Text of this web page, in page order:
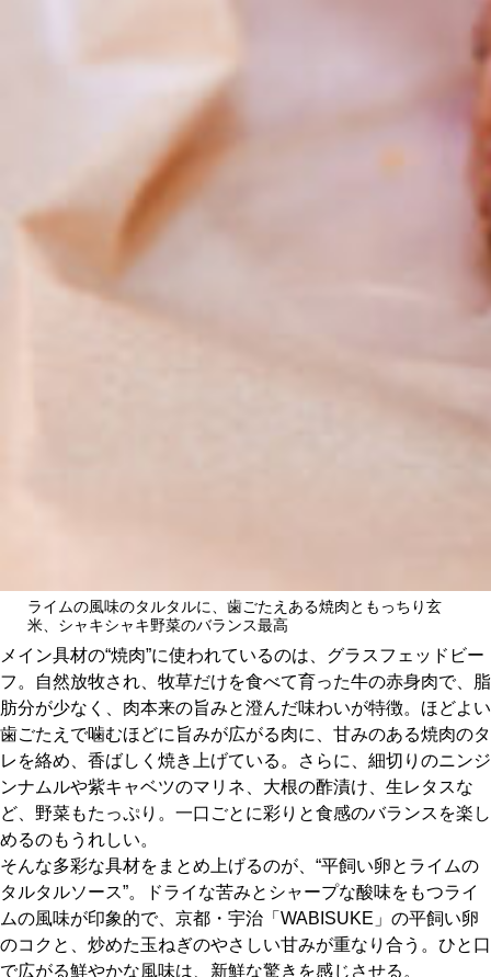
ライムの風味のタルタルに、歯ごたえある焼肉ともっちり玄
米、シャキシャキ野菜のバランス最高
メイン具材の“焼肉”に使われているのは、グラスフェッドビー
フ。自然放牧され、牧草だけを食べて育った牛の赤身肉で、脂
肪分が少なく、肉本来の旨みと澄んだ味わいが特徴。ほどよい
歯ごたえで噛むほどに旨みが広がる肉に、甘みのある焼肉のタ
レを絡め、香ばしく焼き上げている。さらに、細切りのニンジ
ンナムルや紫キャベツのマリネ、大根の酢漬け、生レタスな
ど、野菜もたっぷり。一口ごとに彩りと食感のバランスを楽し
めるのもうれしい。
そんな多彩な具材をまとめ上げるのが、“平飼い卵とライムの
タルタルソース”。ドライな苦みとシャープな酸味をもつライ
ムの風味が印象的で、京都・宇治「WABISUKE」の平飼い卵
のコクと、炒めた玉ねぎのやさしい甘みが重なり合う。ひと口
で広がる鮮やかな風味は、新鮮な驚きを感じさせる。